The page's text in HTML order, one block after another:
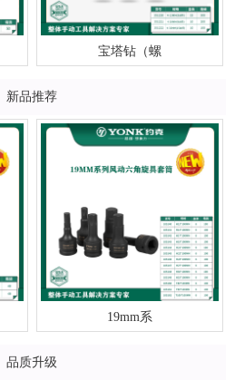
宝塔钻（螺
新品推荐
19mm系
品质升级